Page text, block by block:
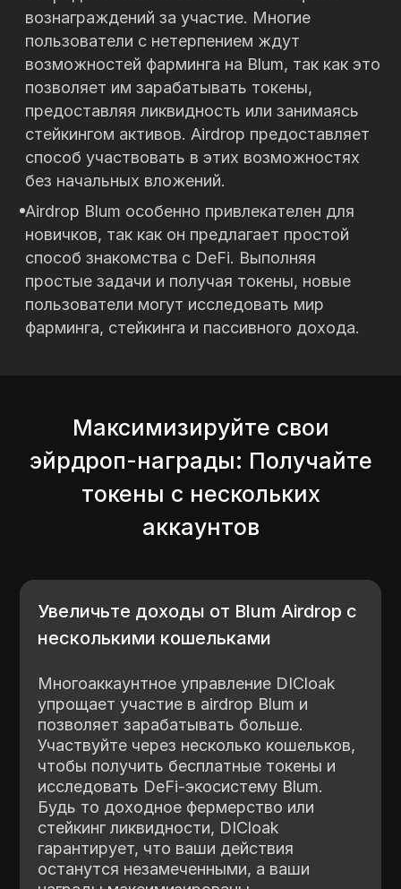
вознаграждений за участие. Многие
пользователи с нетерпением ждут
возможностей фарминга на Blum, так как это
позволяет им зарабатывать токены,
предоставляя ликвидность или занимаясь
стейкингом активов. Airdrop предоставляет
способ участвовать в этих возможностях
без начальных вложений.
Airdrop Blum особенно привлекателен для
новичков, так как он предлагает простой
способ знакомства с DeFi. Выполняя
простые задачи и получая токены, новые
пользователи могут исследовать мир
фарминга, стейкинга и пассивного дохода.
Максимизируйте свои
эйрдроп-награды: Получайте
токены с нескольких
аккаунтов
Увеличьте доходы от Blum Airdrop с
несколькими кошельками
Многоаккаунтное управление DICloak
упрощает участие в airdrop Blum и
позволяет зарабатывать больше.
Участвуйте через несколько кошельков,
чтобы получить бесплатные токены и
исследовать DeFi-экосистему Blum.
Будь то доходное фермерство или
стейкинг ликвидности, DICloak
гарантирует, что ваши действия
останутся незамеченными, а ваши